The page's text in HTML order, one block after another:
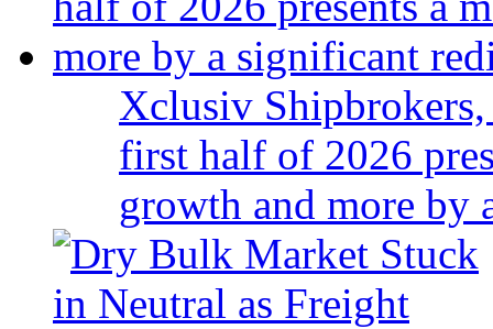
Xclusiv
first half of 2026
growth and more